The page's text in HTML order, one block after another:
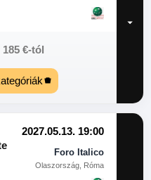
185 €-tól
2027.05.13. 19:00
Foro Italico
Olaszország, Róma